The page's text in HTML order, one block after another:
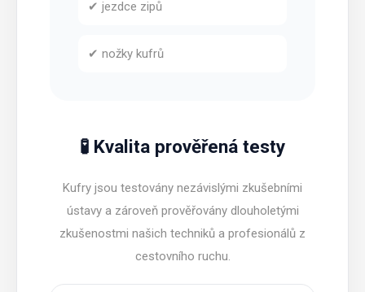
✔ jezdce zipů
✔ nožky kufrů
🧪 Kvalita prověřená testy
Kufry jsou testovány nezávislými zkušebními
ústavy a zároveň prověřovány dlouholetými
zkušenostmi našich techniků a profesionálů z
cestovního ruchu.